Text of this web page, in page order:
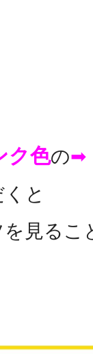
ク色の➡
と
見るこ